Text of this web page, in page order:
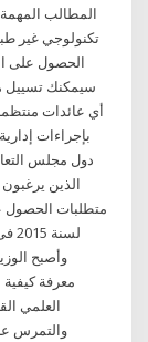
المطالب
تكنولوجي غير
الحصول على
سيمكنك تسييل
أي عائدات
بإجراءات
دول مجلس
الذين
وأصبح
العلمي
والتمرس